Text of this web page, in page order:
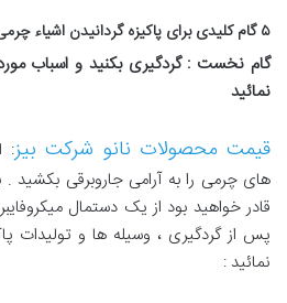
۵ گام‌کلیدی برای پاکیزه گردانیدن اشیاء
گام نخست : گردگیری بکنید و اسباب
نمائید
قیمت محصولات نانو شرکت بیز:
های چرمی را به آرامی جاروبرقی بکشید
قادر خواهید بود از یک دستمال
پس از گردگیری ، وسیله ها و تولیدات
نمائید :